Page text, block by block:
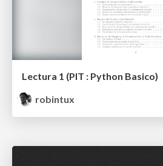
Lectura 1 (PIT : Python Basico)
robintux